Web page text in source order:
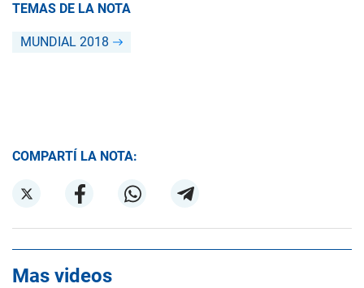
TEMAS DE LA NOTA
MUNDIAL 2018
COMPARTÍ LA NOTA:
Mas videos